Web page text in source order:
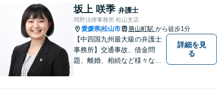
ていただきます。ご相談は無
料ですので、お気軽にご相談
ください。
坂上 咲季 弁護士
岡野法律事務所 松山支店
愛媛県|松山市 勝山町駅 から徒歩1分
【中四国九州最大級の弁護士
事務所】交通事故、借金問
題、離婚、相続など様々な問
詳細を見
る